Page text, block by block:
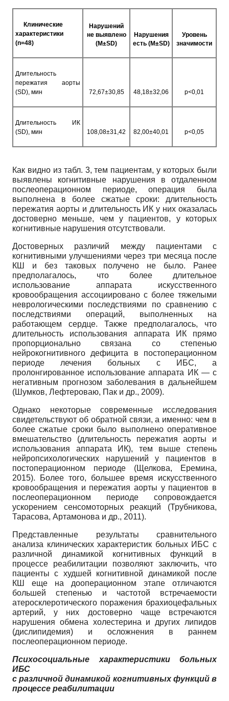
Клинические
характеристики
(n=48)
Нарушений
не выявлено
(M±SD)
Нарушения
есть (M±SD)
Уровень
значимости
Длительность
пережатия аорты
(SD), мин
72,67±30,85 48,18±32,06 p<0,01
Длительность ИК
(SD), мин
108,08±31,42 82,00±40,01 p<0,05
Как видно из табл. 3, тем пациентам, у которых были
выявлены когнитивные нарушения в отдаленном
послеоперационном периоде, операция была
выполнена в более сжатые сроки: длительность
пережатия аорты и длительность ИК у них оказалась
достоверно меньше, чем у пациентов, у которых
когнитивные нарушения отсутствовали.
Достоверных различий между пациентами с
когнитивными улучшениями через три месяца после
КШ и без таковых получено не было. Ранее
предполагалось, что более длительное
использование аппарата искусственного
кровообращения ассоциировано с более тяжелыми
неврологическими последствиями по сравнению с
последствиями операций, выполненных на
работающем сердце. Также предполагалось, что
длительность использования аппарата ИК прямо
пропорционально связана со степенью
нейрокогнитивного дефицита в постоперационном
периоде лечения больных с ИБС, а
пролонгированное использование аппарата ИК — с
негативным прогнозом заболевания в дальнейшем
(Шумков, Лефтероваю, Пак и др., 2009).
Однако некоторые современные исследования
свидетельствуют об обратной связи, а именно: чем в
более сжатые сроки было выполнено оперативное
вмешательство (длительность пережатия аорты и
использования аппарата ИК), тем выше степень
нейропсихологических нарушений у пациентов в
постоперационном периоде (Щелкова, Еремина,
2015). Более того, большее время искусственного
кровообращения и пережатия аорты у пациентов в
послеоперационном периоде сопровождается
ускорением сенсомоторных реакций (Трубникова,
Тарасова, Артамонова и др., 2011).
Представленные результаты сравнительного
анализа клинических характеристик больных ИБС с
различной динамикой когнитивных функций в
процессе реабилитации позволяют заключить, что
пациенты с худшей когнитивной динамикой после
КШ еще на дооперационном этапе отличаются
большей степенью и частотой встречаемости
атеросклеротического поражения брахиоцефальных
артерий, у них достоверно чаще встречаются
нарушения обмена холестерина и других липидов
(дислипидемия) и осложнения в раннем
послеоперационном периоде.
Психосоциальные характеристики больных
ИБС
с различной динамикой когнитивных функций в
процессе реабилитации